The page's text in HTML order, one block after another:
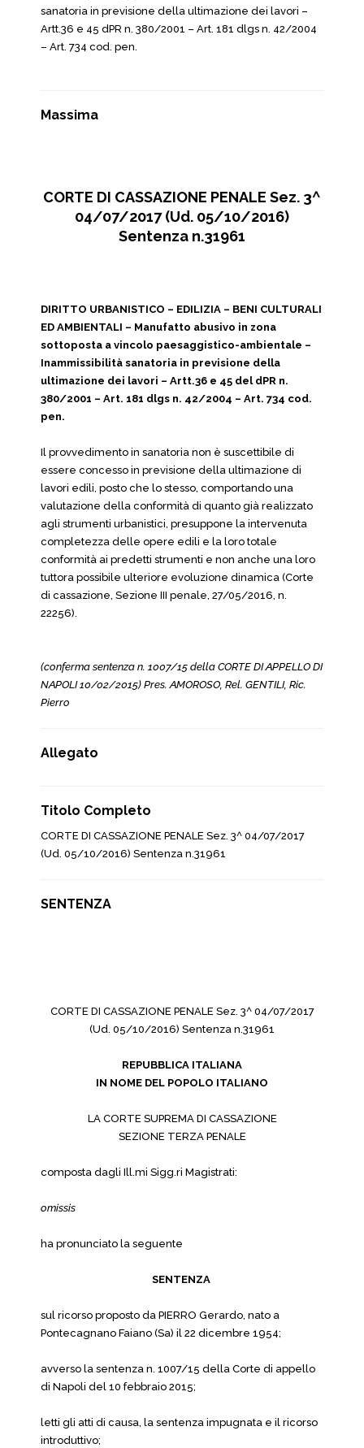
sanatoria in previsione della ultimazione dei lavori –
Artt.36 e 45 dPR n. 380/2001 – Art. 181 dlgs n. 42/2004
– Art. 734 cod. pen.
Massima
CORTE DI CASSAZIONE PENALE Sez. 3^
04/07/2017 (Ud. 05/10/2016)
Sentenza n.31961
DIRITTO URBANISTICO – EDILIZIA – BENI CULTURALI
ED AMBIENTALI – Manufatto abusivo in zona
sottoposta a vincolo paesaggistico-ambientale –
Inammissibilità sanatoria in previsione della
ultimazione dei lavori – Artt.36 e 45 del dPR n.
380/2001 – Art. 181 dlgs n. 42/2004 – Art. 734 cod.
pen.
Il provvedimento in sanatoria non è suscettibile di
essere concesso in previsione della ultimazione di
lavori edili, posto che lo stesso, comportando una
valutazione della conformità di quanto già realizzato
agli strumenti urbanistici, presuppone la intervenuta
completezza delle opere edili e la loro totale
conformità ai predetti strumenti e non anche una loro
tuttora possibile ulteriore evoluzione dinamica (Corte
di cassazione, Sezione III penale, 27/05/2016, n.
22256).
(conferma sentenza n. 1007/15 della CORTE DI APPELLO DI
NAPOLI 10/02/2015) Pres. AMOROSO, Rel. GENTILI, Ric.
Pierro
Allegato
Titolo Completo
CORTE DI CASSAZIONE PENALE Sez. 3^ 04/07/2017
(Ud. 05/10/2016) Sentenza n.31961
SENTENZA
CORTE DI CASSAZIONE PENALE Sez. 3^ 04/07/2017
(Ud. 05/10/2016) Sentenza n.31961
REPUBBLICA ITALIANA
IN NOME DEL POPOLO ITALIANO
LA CORTE SUPREMA DI CASSAZIONE
SEZIONE TERZA PENALE
composta dagli Ill.mi Sigg.ri Magistrati:
omissis
ha pronunciato la seguente
SENTENZA
sul ricorso proposto da PIERRO Gerardo, nato a
Pontecagnano Faiano (Sa) il 22 dicembre 1954;
avverso la sentenza n. 1007/15 della Corte di appello
di Napoli del 10 febbraio 2015;
letti gli atti di causa, la sentenza impugnata e il ricorso
introduttivo;